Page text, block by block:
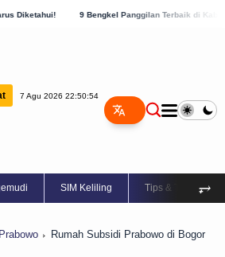
9 Bengkel Panggilan Terbaik di Kabupaten Semarang,
7 Agu 2026 22:50:55
SIM Keliling Tips & Trik ⥅
Prabowo Rumah Subsidi Prabowo di Bogor